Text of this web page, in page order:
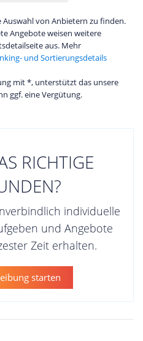
von Anbietern zu finden.
Angebote weisen weitere
aus. Mehr
und Sortierungsdetails
mit *, unterstützt das unsere
ggf. eine Vergütung.
RICHTIGE
individuelle
und Angebote
Zeit erhalten.
starten